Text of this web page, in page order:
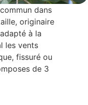
dans
originaire
à la
les vents
fissuré ou
de 3